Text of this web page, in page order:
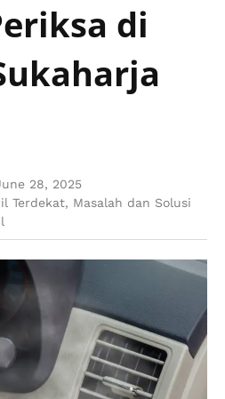
di
28, 2025
Terdekat, Masalah dan Solusi